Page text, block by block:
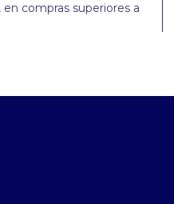
en compras superiores a